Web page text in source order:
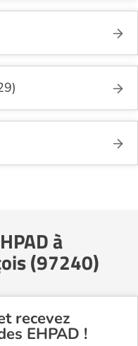
à
(97240)
recevez
EHPAD !